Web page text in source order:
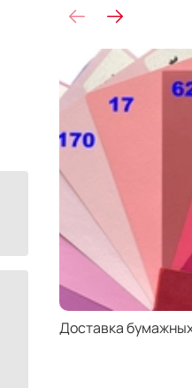
Доставка